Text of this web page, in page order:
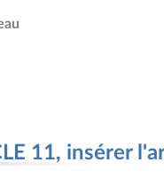
11, insérer